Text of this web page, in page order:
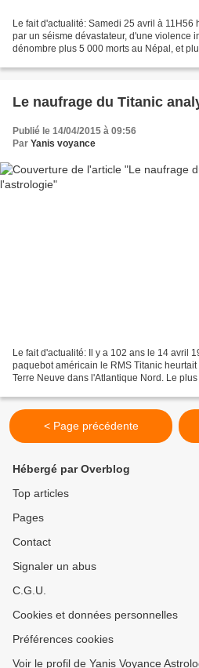
Le fait d'actualité: Samedi 25 avril à 11H56
par un séisme dévastateur, d'une violence
dénombre plus 5 000 morts au Népal, et
Le naufrage du Titanic
Publié le 14/04/2015 à 09:56
Par Yanis voyance
Le fait d'actualité: Il y a 102 ans le 14 avril
paquebot américain le RMS Titanic
Terre Neuve dans l'Atlantique Nord. Le
< Page précédente
Hébergé par Overblog
Top articles
Pages
Contact
Signaler un abus
C.G.U.
Cookies et données personnelles
Préférences cookies
Voir le profil de Yanis Voyance